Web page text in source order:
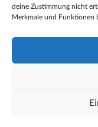
deine Zustimmung nicht
Merkmale und Funktionen
im individuellen und